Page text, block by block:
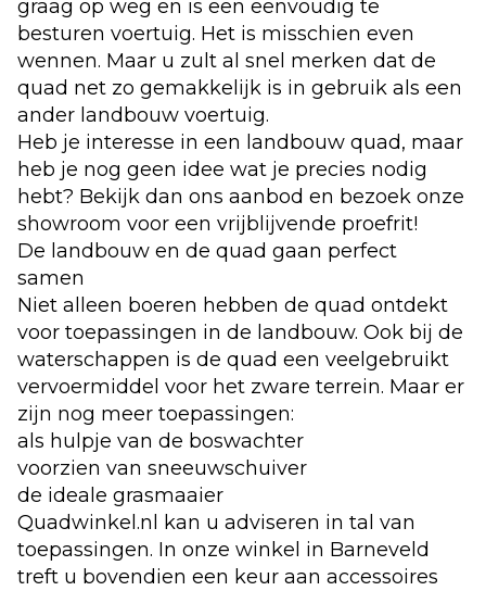
graag op weg en is een eenvoudig te
besturen voertuig. Het is misschien even
wennen. Maar u zult al snel merken dat de
quad net zo gemakkelijk is in gebruik als een
ander landbouw voertuig.
Heb je interesse in een landbouw quad, maar
heb je nog geen idee wat je precies nodig
hebt? Bekijk dan ons aanbod en bezoek onze
showroom voor een vrijblijvende proefrit!
De landbouw en de quad gaan perfect
samen
Niet alleen boeren hebben de quad ontdekt
voor toepassingen in de landbouw. Ook bij de
waterschappen is de quad een veelgebruikt
vervoermiddel voor het zware terrein. Maar er
zijn nog meer toepassingen:
als hulpje van de boswachter
voorzien van sneeuwschuiver
de ideale grasmaaier
Quadwinkel.nl kan u adviseren in tal van
toepassingen. In onze winkel in Barneveld
treft u bovendien een keur aan accessoires